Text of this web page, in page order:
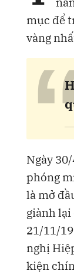
mục để
vàng
Ngày
phóng
là mở
giành lại
21/11/
nghị
kiện